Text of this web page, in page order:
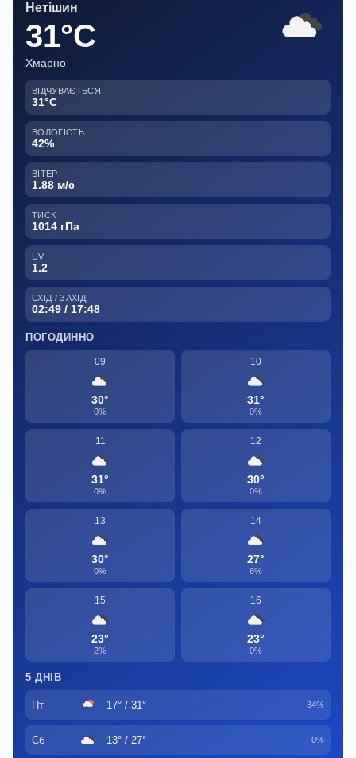
Нетішин
31°C
Хмарно
ВІДЧУВАЄТЬСЯ
31°C
ВОЛОГІСТЬ
42%
ВІТЕР
1.88 м/с
ТИСК
1014 гПа
UV
1.2
СХІД / ЗАХІД
02:49 / 17:48
ПОГОДИННО
09
30°
0%
10
31°
0%
11
31°
0%
12
30°
0%
13
30°
0%
14
27°
6%
15
23°
2%
16
23°
0%
5 ДНІВ
Пт 17° / 31° 34%
Сб 13° / 27° 0%